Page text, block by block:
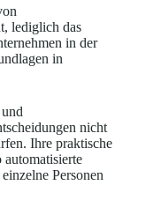
lediglich das
in der
in
nicht
Ihre praktische
Personen